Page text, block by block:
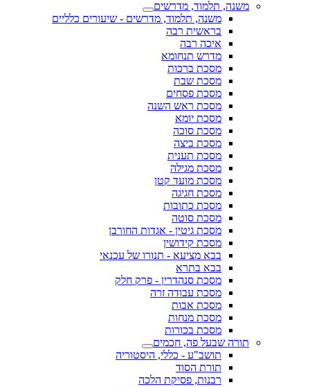
משנה, תלמוד, מדרשים
משנה, תלמוד, מדרשים - שיעורים כלליים
בראשית רבה
איכה רבה
מדרש תנחומא
מסכת ברכות
מסכת שבת
מסכת פסחים
מסכת ראש השנה
מסכת יומא
מסכת סוכה
מסכת ביצה
מסכת תענית
מסכת מגילה
מסכת מועד קטן
מסכת חגיגה
מסכת כתובות
מסכת סוטה
מסכת גיטין - אגדות החורבן
מסכת קידושין
בבא מציעא - תנורו של עכנאי
בבא בתרא
מסכת סנהדרין - פרק חלק
מסכת עבודה זרה
מסכת אבות
מסכת מנחות
מסכת בכורות
תורה שבעל פה, חכמים
תושב"ע - כללי, היסטוריה
תורת הסוד
רבנות, פסיקת הלכה